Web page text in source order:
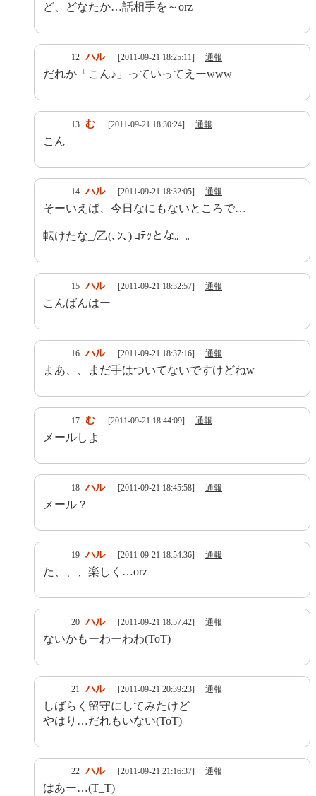
ど、どなたか…話相手を～orz
12 ハル [2011-09-21 18:25:11] 通報
だれか「こん♪」っていってえーwww
13 む [2011-09-21 18:30:24] 通報
こん
14 ハル [2011-09-21 18:32:05] 通報
そーいえば、今日なにもないところで…
転けたな_/乙(､ﾝ､) ｺﾃｯとな。。
15 ハル [2011-09-21 18:32:57] 通報
こんばんはー
16 ハル [2011-09-21 18:37:16] 通報
まあ、、まだ手はついてないですけどねw
17 む [2011-09-21 18:44:09] 通報
メールしよ
18 ハル [2011-09-21 18:45:58] 通報
メール？
19 ハル [2011-09-21 18:54:36] 通報
た、、、楽しく…orz
20 ハル [2011-09-21 18:57:42] 通報
ないかもーわーわわ(ToT)
21 ハル [2011-09-21 20:39:23] 通報
しばらく留守にしてみたけど
やはり…だれもいない(ToT)
22 ハル [2011-09-21 21:16:37] 通報
はあー…(T_T)